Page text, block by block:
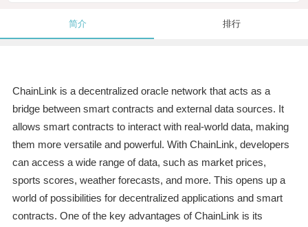
简介 排行
ChainLink is a decentralized oracle network that acts as a
bridge between smart contracts and external data sources. It
allows smart contracts to interact with real-world data, making
them more versatile and powerful. With ChainLink, developers
can access a wide range of data, such as market prices,
sports scores, weather forecasts, and more. This opens up a
world of possibilities for decentralized applications and smart
contracts. One of the key advantages of ChainLink is its